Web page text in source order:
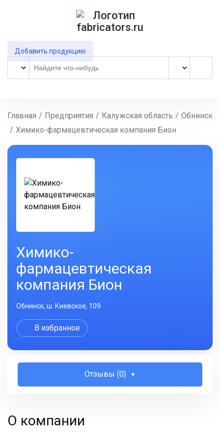
Добавить продукцию
Главная / Предприятия / Калужская область / Обнинск
/ Химико-фармацевтическая компания Бион
Химико-
фармацевтическая
компания Бион
Обнинск, ш. Киевское, 109
В избранное
Отзывы (0)
О компании